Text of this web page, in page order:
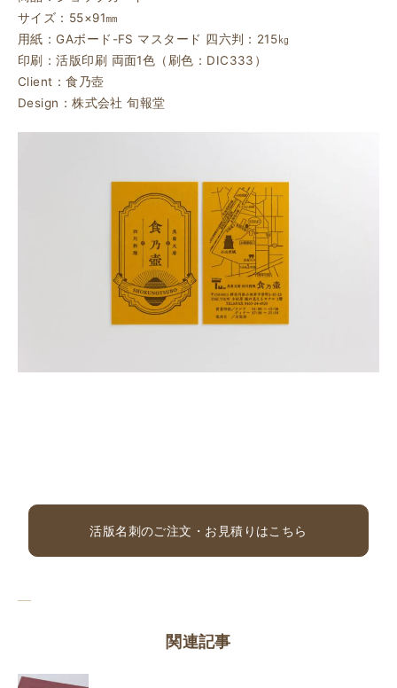
サイズ：55×91㎜
用紙：GAボード-FS マスタード 四六判：215㎏
印刷：活版印刷 両面1色（刷色：DIC333）
Client：食乃壺
Design：株式会社 旬報堂
活版名刺のご注文・お見積りはこちら
関連記事